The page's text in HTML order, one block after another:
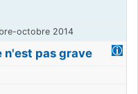
octobre 2014
n'est pas grave